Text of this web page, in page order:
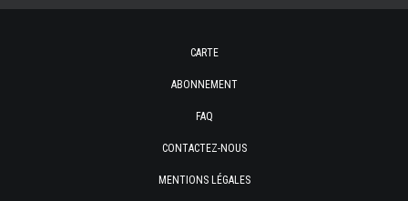
CARTE
ABONNEMENT
FAQ
CONTACTEZ-NOUS
MENTIONS LÉGALES